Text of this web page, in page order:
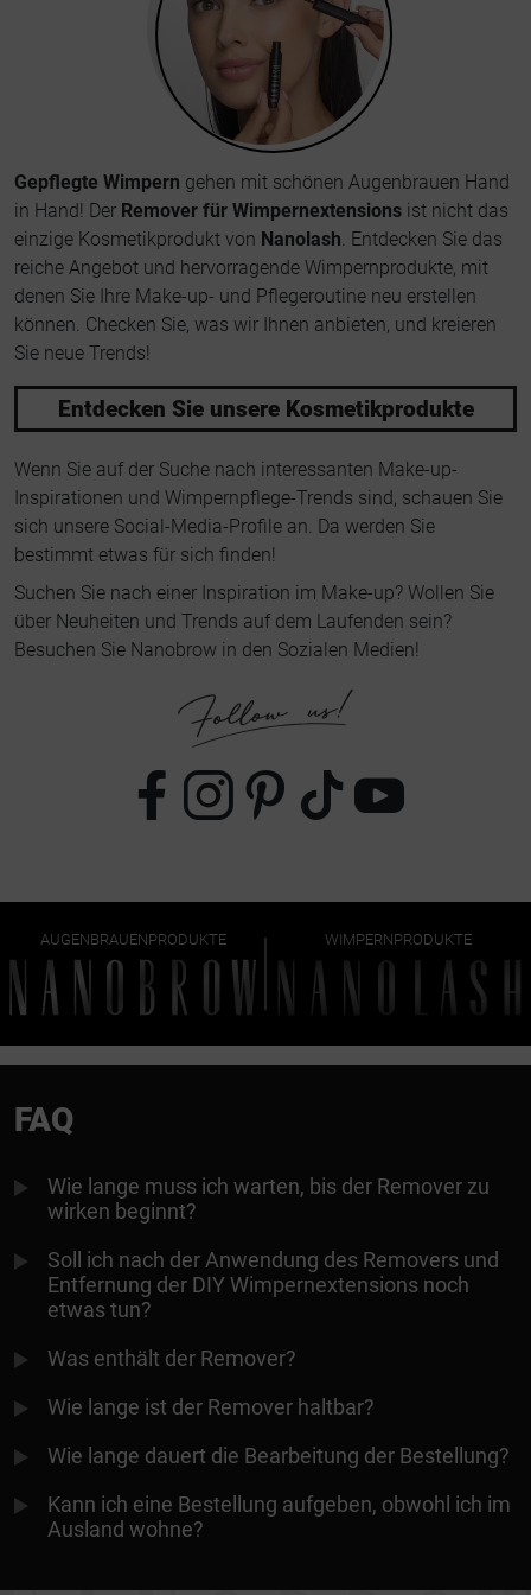
Gepflegte Wimpern gehen mit schönen Augenbrauen Hand
in Hand! Der Remover für Wimpernextensions ist nicht das
einzige Kosmetikprodukt von Nanolash. Entdecken Sie das
reiche Angebot und hervorragende Wimpernprodukte, mit
denen Sie Ihre Make-up- und Pflegeroutine neu erstellen
können. Checken Sie, was wir Ihnen anbieten, und kreieren
Sie neue Trends!
Entdecken Sie unsere Kosmetikprodukte
Wenn Sie auf der Suche nach interessanten Make-up-
Inspirationen und Wimpernpflege-Trends sind, schauen Sie
sich unsere Social-Media-Profile an. Da werden Sie
bestimmt etwas für sich finden!
Suchen Sie nach einer Inspiration im Make-up? Wollen Sie
über Neuheiten und Trends auf dem Laufenden sein?
Besuchen Sie Nanobrow in den Sozialen Medien!
AUGENBRAUENPRODUKTE WIMPERNPRODUKTE
FAQ
Wie lange muss ich warten, bis der Remover zu
wirken beginnt?
Soll ich nach der Anwendung des Removers und
Entfernung der DIY Wimpernextensions noch
etwas tun?
Was enthält der Remover?
Wie lange ist der Remover haltbar?
Wie lange dauert die Bearbeitung der Bestellung?
Kann ich eine Bestellung aufgeben, obwohl ich im
Ausland wohne?